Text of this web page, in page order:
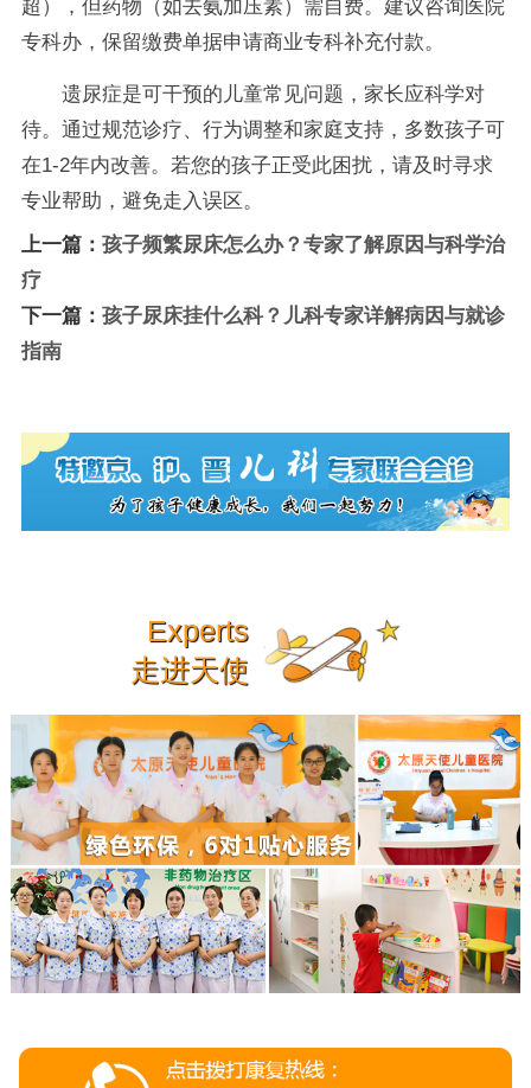
超），但药物（如去氨加压素）需自费。建议咨询医院
专科办，保留缴费单据申请商业专科补充付款。
遗尿症是可干预的儿童常见问题，家长应科学对
待。通过规范诊疗、行为调整和家庭支持，多数孩子可
在1-2年内改善。若您的孩子正受此困扰，请及时寻求
专业帮助，避免走入误区。
上一篇： 孩子频繁尿床怎么办？专家了解原因与科学治
疗
下一篇： 孩子尿床挂什么科？儿科专家详解病因与就诊
指南
Experts
走进天使